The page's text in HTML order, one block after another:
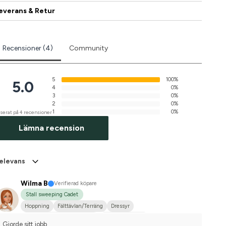
& Retur
Recensioner (4) Community
5.0
på 4 recensioner
5
100%
4
0%
3
0%
2
0%
1
0%
Lämna recension
Wilma B
Verifierad köpare
Stall sweeping Cadet
Hoppning
Fälttävlan/Terräng
Dressyr
Gjorde sitt jobb